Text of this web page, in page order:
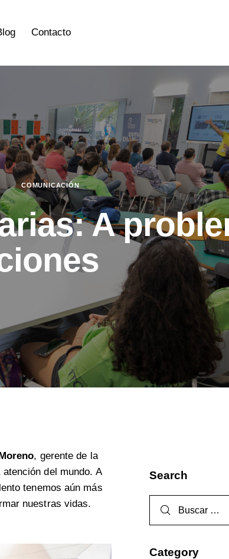
Contacto
COMUNICACIÓN
A
, gerente de la
del mundo. A
tenemos aún más
nuestras vidas.
Search
Category